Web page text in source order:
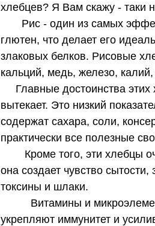
хлебцев? Я Вам скажу - таки
глютен, что делает его
злаковых белков. Рисовые
кальций, медь, железо,
вытекает. Это низкий
содержат сахара, соли,
практически все полезные
она создает чувство
токсины и шлаки.
укрепляют иммунитет и